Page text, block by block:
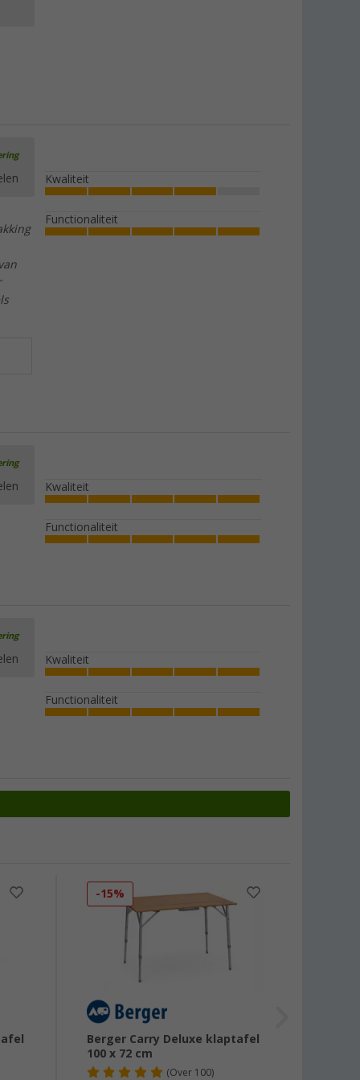
Kwaliteit
Functionaliteit
Kwaliteit
Functionaliteit
Kwaliteit
Functionaliteit
-15%
Berger Carry Deluxe klaptafel
100 x 72 cm
(Over100)